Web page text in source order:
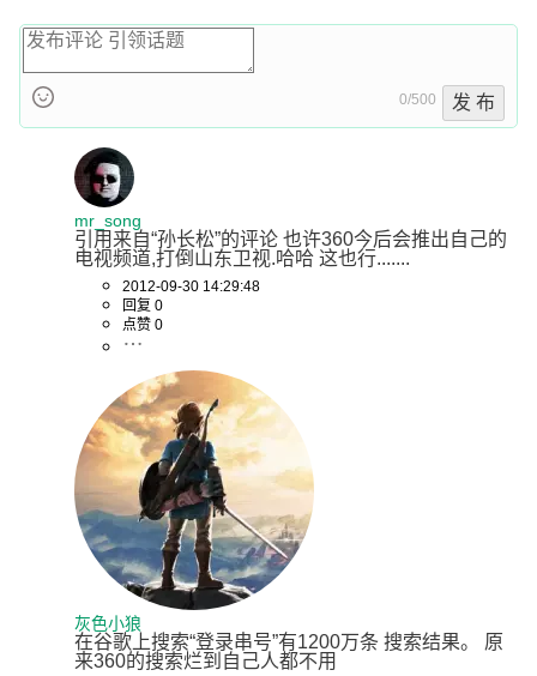
0/500 发 布
mr_song
引用来自“孙长松”的评论 也许360今后会推出自己的
电视频道,打倒山东卫视.哈哈 这也行.......
2012-09-30 14:29:48
回复 0
点赞 0
灰色小狼
在谷歌上搜索“登录串号”有1200万条 搜索结果。 原
来360的搜索烂到自己人都不用